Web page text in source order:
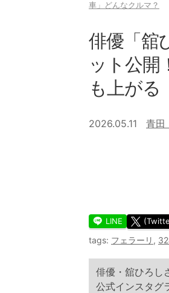
車」どんなクルマ？
俳優「舘
ット公開
も上がる
2026.05.11 青
LINE
tags: フェラーリ ,
俳優・舘ひろし
公式インスタグ